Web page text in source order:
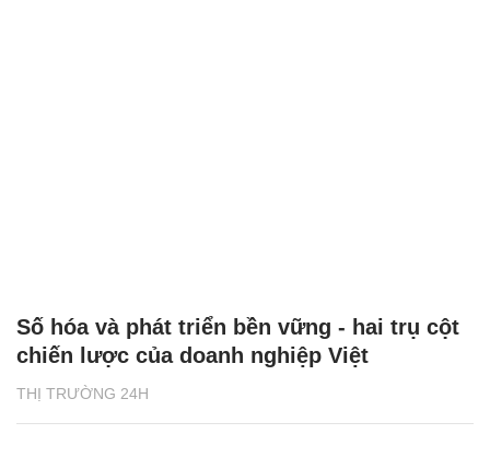
THỊ TRƯỜNG 24H
Số hóa và phát triển bền vững - hai trụ cột
chiến lược của doanh nghiệp Việt